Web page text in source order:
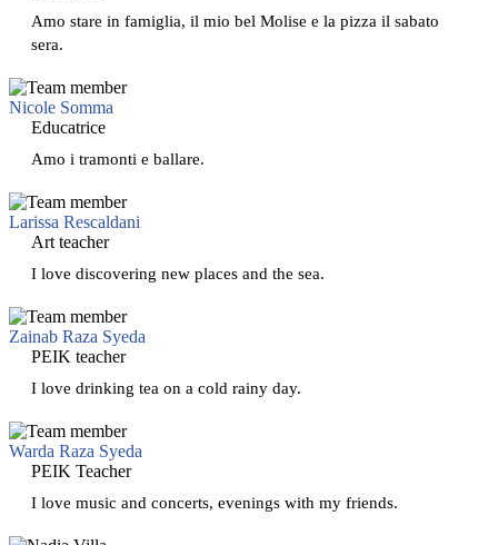
Amo stare in famiglia, il mio bel Molise e la pizza il sabato
sera.
Nicole Somma
Educatrice
Amo i tramonti e ballare.
Larissa Rescaldani
Art teacher
I love discovering new places and the sea.
Zainab Raza Syeda
PEIK teacher
I love drinking tea on a cold rainy day.
Warda Raza Syeda
PEIK Teacher
I love music and concerts, evenings with my friends.